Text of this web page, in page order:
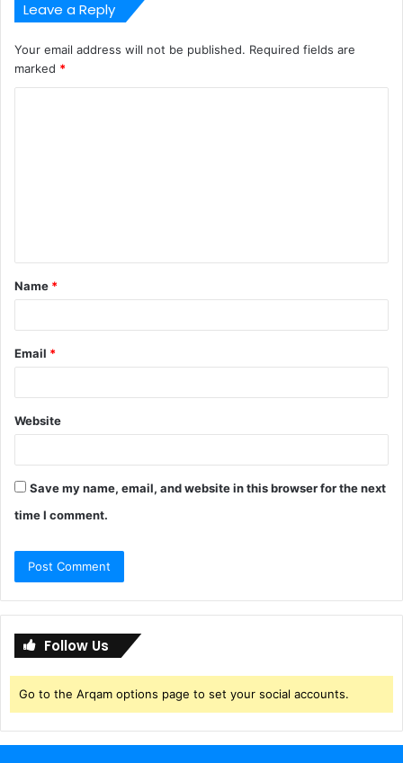
Leave a Reply
Your email address will not be published. Required fields are
marked *
t
*
Name *
Email *
Website
Save my name, email, and website in this browser for the next
time I comment.
Follow Us
Go to the Arqam options page to set your social accounts.